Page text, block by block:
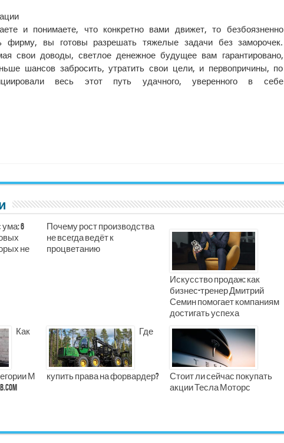
и понимаете, что конкретно вами движет, то безбоязненно
фирму, вы готовы разрешать тяжелые задачи без заморочек.
свои доводы, светлое денежное будущее вам гарантировано,
шансов забросить, утратить свои цели, и первопричины, по
весь этот путь удачного, уверенного в себе
ума: 6
не
Почему рост производства
не всегда ведёт к
процветанию
Искусство продаж: как
бизнес-тренер Дмитрий
Семин помогает компаниям
достигать успеха
Как
М
Где
купить права на форвардер?
Стоит ли сейчас покупать
акции Тесла Моторс